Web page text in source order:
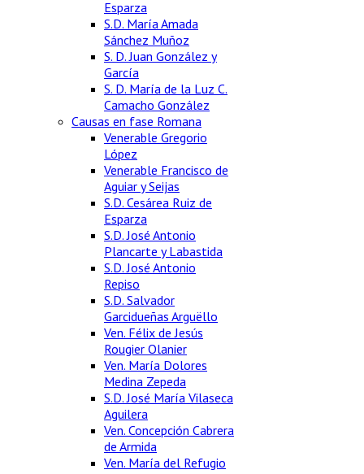
Esparza
S.D. María Amada
Sánchez Muñoz
S. D. Juan González y
García
S. D. María de la Luz C.
Camacho González
Causas en fase Romana
Venerable Gregorio
López
Venerable Francisco de
Aguiar y Seijas
S.D. Cesárea Ruiz de
Esparza
S.D. José Antonio
Plancarte y Labastida
S.D. José Antonio
Repiso
S.D. Salvador
Garcidueñas Arguëllo
Ven. Félix de Jesús
Rougier Olanier
Ven. María Dolores
Medina Zepeda
S.D. José María Vilaseca
Aguilera
Ven. Concepción Cabrera
de Armida
Ven. María del Refugio